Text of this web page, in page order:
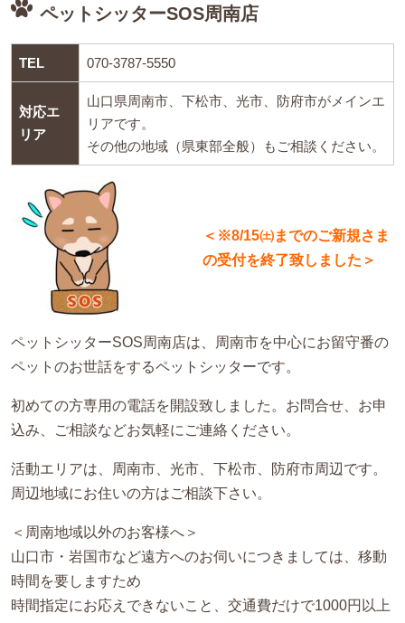
ペットシッターSOS周南店
TEL 070-3787-5550
対応エ
リア
山口県周南市、下松市、光市、防府市がメインエ
リアです。
その他の地域（県東部全般）もご相談ください。
＜※8/15㈯までのご新規さま
の受付を終了致しました＞
ペットシッターSOS周南店は、周南市を中心にお留守番の
ペットのお世話をするペットシッターです。
初めての方専用の電話を開設致しました。お問合せ、お申
込み、ご相談などお気軽にご連絡ください。
活動エリアは、周南市、光市、下松市、防府市周辺です。
周辺地域にお住いの方はご相談下さい。
＜周南地域以外のお客様へ＞
山口市・岩国市など遠方へのお伺いにつきましては、移動
時間を要しますため
時間指定にお応えできないこと、交通費だけで1000円以上